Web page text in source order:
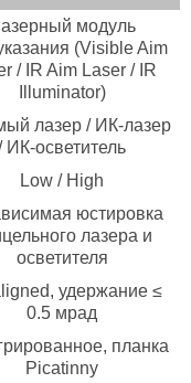
модуль
(Visible Aim
/ IR Aim Laser / IR
Illuminator)
лазер / ИК-лазер
ИК-осветитель
Low / High
юстировка
лазера и
осветителя
удержание ≤
0.5 мрад
планка
Picatinny